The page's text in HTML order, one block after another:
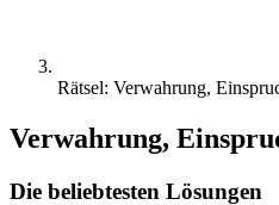
Rätsel: Verwahrung,
Verwahrung,
Die beliebtesten Lösungen